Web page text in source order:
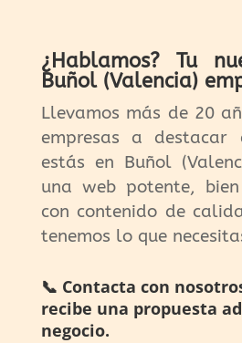
¿Hablamos? Tu
Buñol (Valencia)
Llevamos más de 20
empresas a destacar
estás en Buñol
una web potente,
con contenido de
tenemos lo que
📞 Contacta con
recibe una propuesta
negocio.